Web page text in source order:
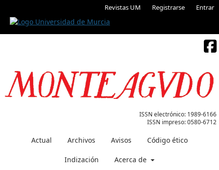
Revistas UM Registrarse Entrar
ISSN electrónico: 1989-6166
ISSN impreso:0580-6712
Actual Archivos Avisos Código ético
Indización Acerca de